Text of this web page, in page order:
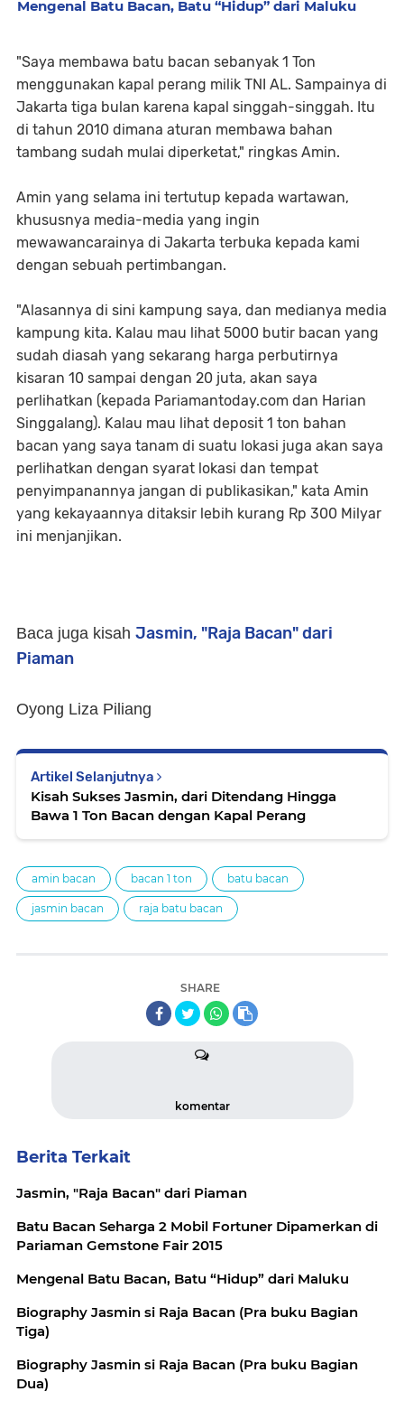
Mengenal Batu Bacan, Batu “Hidup” dari Maluku
"Saya membawa batu bacan sebanyak 1 Ton
menggunakan kapal perang milik TNI AL. Sampainya di
Jakarta tiga bulan karena kapal singgah-singgah. Itu
di tahun 2010 dimana aturan membawa bahan
tambang sudah mulai diperketat," ringkas Amin.
Amin yang selama ini tertutup kepada wartawan,
khususnya media-media yang ingin
mewawancarainya di Jakarta terbuka kepada kami
dengan sebuah pertimbangan.
"Alasannya di sini kampung saya, dan medianya media
kampung kita. Kalau mau lihat 5000 butir bacan yang
sudah diasah yang sekarang harga perbutirnya
kisaran 10 sampai dengan 20 juta, akan saya
perlihatkan (kepada Pariamantoday.com dan Harian
Singgalang). Kalau mau lihat deposit 1 ton bahan
bacan yang saya tanam di suatu lokasi juga akan saya
perlihatkan dengan syarat lokasi dan tempat
penyimpanannya jangan di publikasikan," kata Amin
yang kekayaannya ditaksir lebih kurang Rp 300 Milyar
ini menjanjikan.
Baca juga kisah Jasmin, "Raja Bacan" dari
Piaman
Oyong Liza Piliang
Artikel Selanjutnya
Kisah Sukses Jasmin, dari Ditendang Hingga
Bawa 1 Ton Bacan dengan Kapal Perang
amin bacan bacan 1 ton batu bacan
jasmin bacan raja batu bacan
SHARE
komentar
Berita Terkait
Jasmin, "Raja Bacan" dari Piaman
Batu Bacan Seharga 2 Mobil Fortuner Dipamerkan di
Pariaman Gemstone Fair 2015
Mengenal Batu Bacan, Batu “Hidup” dari Maluku
Biography Jasmin si Raja Bacan (Pra buku Bagian
Tiga)
Biography Jasmin si Raja Bacan (Pra buku Bagian
Dua)